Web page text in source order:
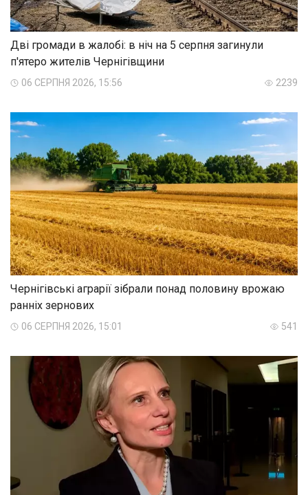
Дві громади в жалобі: в ніч на 5 серпня загинули
п'ятеро жителів Чернігівщини
06 СЕРПНЯ 2026, 15:56 2239
Чернігівські аграрії зібрали понад половину врожаю
ранніх зернових
06 СЕРПНЯ 2026, 15:01 541